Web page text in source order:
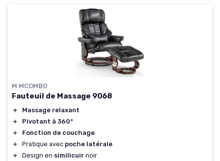
M MCOMBO
Fauteuil de Massage 9068
＋
Massage relaxant
＋
Pivotant à 360°
＋
Fonction de couchage
＋
Pratique avec poche latérale
＋
Design en similicuir noir